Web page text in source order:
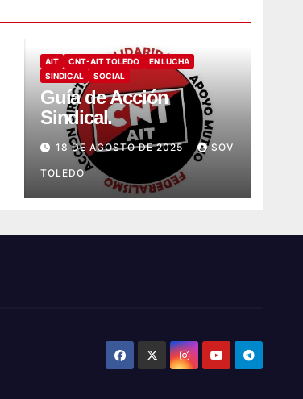
AIT CNT-AIT TOLEDO
EN LUCHA
SINDICAL
SOCIAL
Guía de Acción
Sindical.
18 DE AGOSTO DE 2025 SOV
TOLEDO